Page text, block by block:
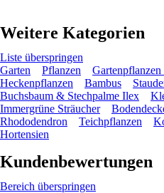
Weitere Kategorien
Liste überspringen
Garten
Pflanzen
Heckenpflanzen
Bambus
Buchsbaum & Stechpalme Ilex
Immergrüne Sträucher
Rhododendron
Teichpflanzen
Hortensien
Kundenbewertungen
Bereich überspringen